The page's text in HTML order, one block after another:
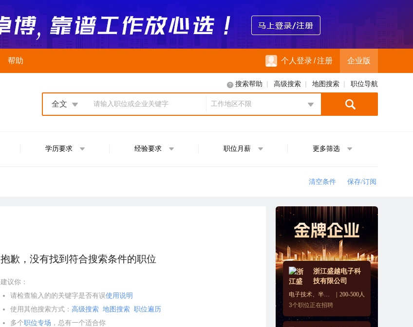
帮助 个人登录/注册 企业版
搜索帮助 | 高级搜索 | 地图搜索 | 职位导航
请输入职位或企业关键字
全文 工作地区不限
学历要求 经验要求 职位月薪 更多筛选
清空条件 保存/订阅
浙江盛越电子科
技有限公司
电子技术、半导体、集成电路
200-500人
3个职位正在招聘
抱歉，没有找到符合搜索条件的职位
建议你：
请检查输入的的关键字是否有误使用说明
使用其他搜索方式： 高级搜索 地图搜索 职位遍历
多个职位专场 ，总有一个适合你